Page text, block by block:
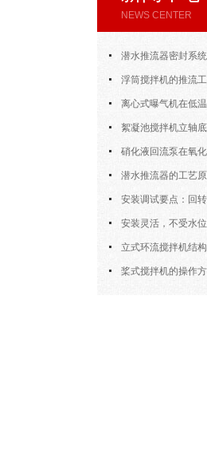
NEWS CENTER
潜水推流器密封系
点与渗漏故障处理
浮筒搅拌机的推流
明 离心式曝气机在低
运行特性与防冻措施
絮凝池搅拌机立轴
密封防水与免维护设计
硝化液回流泵在氧
的布置位置对回流效果
潜水推流器的工艺
逻辑安装调试要点：回
污机的土建配合要求与
安装灵活，不受水
筒式曝气机的结构优势
立式环流搅拌机结
部件的功能与协同
桨式搅拌机的操作